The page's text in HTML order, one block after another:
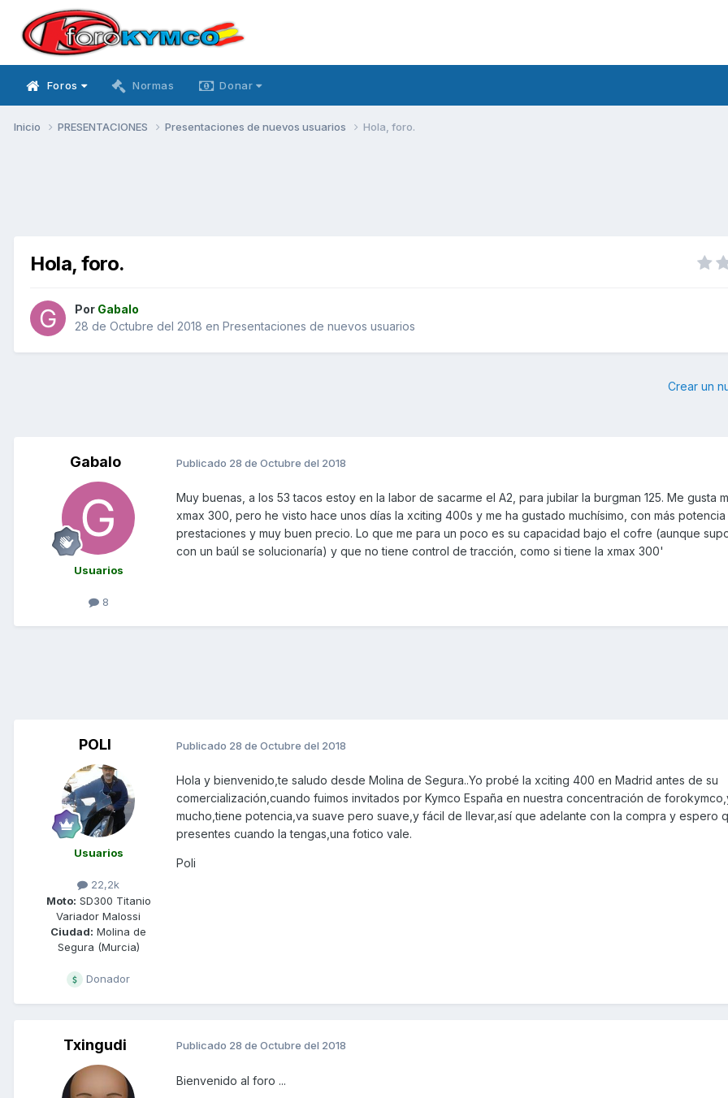
Foros Normas Donar
Inicio PRESENTACIONES Presentaciones de nuevos usuarios Hola, foro.
Hola, foro.
Por Gabalo
28 de Octubre del 2018 en Presentaciones de nuevos usuarios
Crear un
Gabalo
Usuarios
8
Publicado 28 de Octubre del 2018
Muy buenas, a los 53 tacos estoy en la labor de sacarme el A2, para jubilar la burgman 125. Me gusta
xmax 300, pero he visto hace unos días la xciting 400s y me ha gustado muchísimo, con más
prestaciones y muy buen precio. Lo que me para un poco es su capacidad bajo el cofre (aunque
con un baúl se solucionaría) y que no tiene control de tracción, como si tiene la xmax 300'
POLI
Usuarios
22,2k
Moto: SD300 Titanio
Variador Malossi
Ciudad: Molina de
Segura (Murcia)
Donador
Publicado 28 de Octubre del 2018
Hola y bienvenido,te saludo desde Molina de Segura..Yo probé la xciting 400 en Madrid antes de su
comercialización,cuando fuimos invitados por Kymco España en nuestra concentración de
mucho,tiene potencia,va suave pero suave,y fácil de llevar,así que adelante con la compra y espero
presentes cuando la tengas,una fotico vale.
Poli
Txingudi Publicado 28 de Octubre del 2018
Bienvenido al foro ...